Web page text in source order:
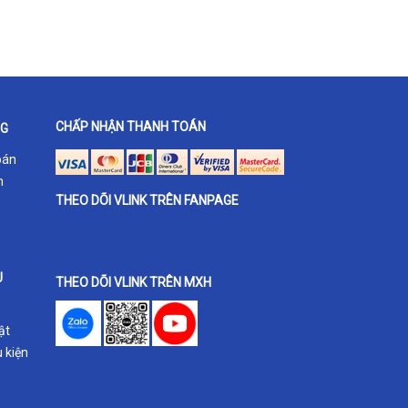
kiện
CHẤP NHẬN THANH TOÁN
THEO DÕI VLINK TRÊN FANPAGE
THEO DÕI VLINK TRÊN MXH